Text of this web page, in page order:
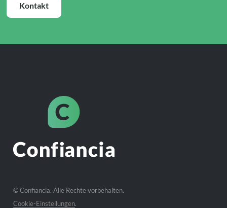
Kontakt
© Confiancia. Alle Rechte vorbehalten.
Cookie-Einstellungen.